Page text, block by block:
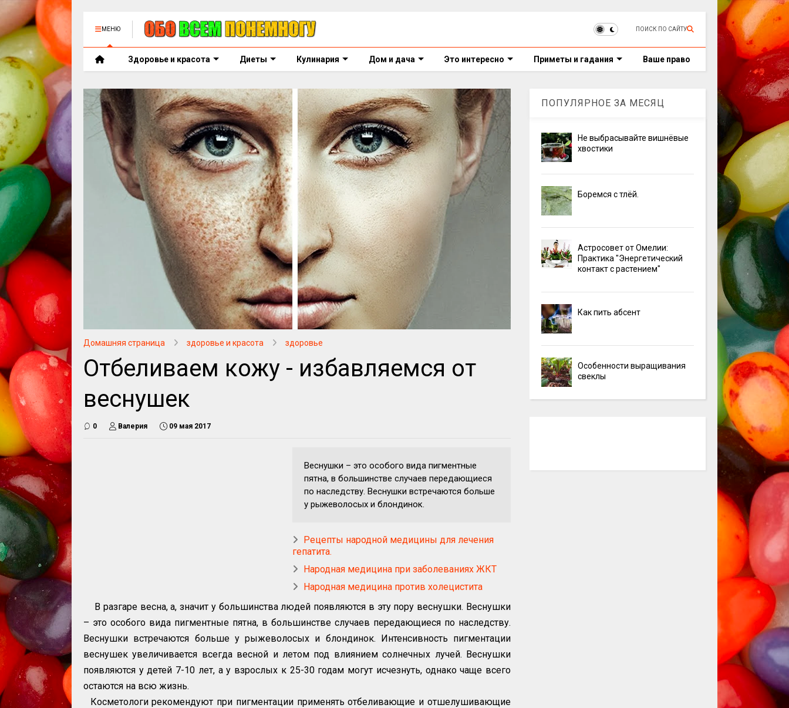
МЕНЮ ПОИСК ПО САЙТУ
Здоровье и красота Диеты Кулинария Дом и дача Это интересно Приметы и гадания Ваше право
Домашняя страница здоровье и красота здоровье
Отбеливаем кожу - избавляемся от
веснушек
0 Валерия 09 мая 2017
Веснушки – это особого вида пигментные
пятна, в большинстве случаев передающиеся
по наследству. Веснушки встречаются больше
у рыжеволосых и блондинок.
Рецепты народной медицины для лечения
гепатита.
Народная медицина при заболеваниях ЖКТ
Народная медицина против холецистита
В разгаре весна, а, значит у большинства людей появляются в эту пору веснушки. Веснушки
– это особого вида пигментные пятна, в большинстве случаев передающиеся по наследству.
Веснушки встречаются больше у рыжеволосых и блондинок. Интенсивность пигментации
веснушек увеличивается всегда весной и летом под влиянием солнечных лучей. Веснушки
появляются у детей 7-10 лет, а у взрослых к 25-30 годам могут исчезнуть, однако чаще всего
остаются на всю жизнь.
Косметологи рекомендуют при пигментации применять отбеливающие и отшелушивающие
ПОПУЛЯРНОЕ ЗА МЕСЯЦ
Не выбрасывайте вишнёвые
хвостики
Боремся с тлёй.
Астросовет от Омелии:
Практика "Энергетический
контакт с растением"
Как пить абсент
Особенности выращивания
свеклы